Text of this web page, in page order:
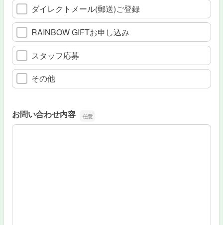
ダイレクトメール(郵送)ご登録
RAINBOW GIFTお申し込み
スタッフ応募
その他
お問い合わせ内容
お問い合わせ内容